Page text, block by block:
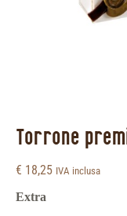
Torrone
€ 18,25 IVA inclusa
Extra